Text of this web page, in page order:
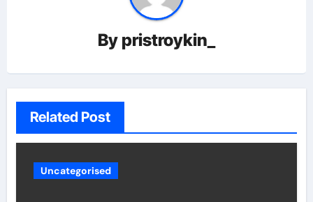
By pristroykin_
Related Post
Uncategorised